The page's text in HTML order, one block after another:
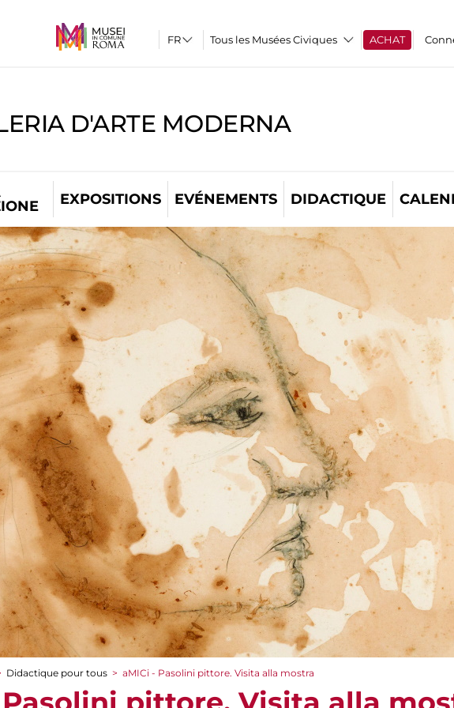
Tous les Musées Civiques ACHAT
D'ARTE MODERNA
EXPOSITIONS EVÉNEMENTS DIDACTIQUE
Didactique pour tous > aMICi - Pasolini pittore. Visita alla mostra